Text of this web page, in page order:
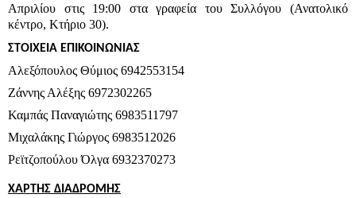
Απριλίου στις 19:00 στα γραφεία του Συλλόγου (Ανατολικό
κέντρο, Κτήριο 30).
ΣΤΟΙΧΕΙΑ ΕΠΙΚΟΙΝΩΝΙΑΣ
Αλεξόπουλος Θύμιος 6942553154
Ζάννης Αλέξης 6972302265
Καμπάς Παναγιώτης 6983511797
Μιχαλάκης Γιώργος 6983512026
Ρεϊτζοπούλου Όλγα 6932370273
ΧΑΡΤΗΣ ΔΙΑΔΡΟΜΗΣ